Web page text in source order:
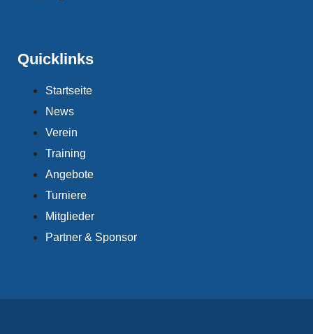
Quicklinks
Startseite
News
Verein
Training
Angebote
Turniere
Mitglieder
Partner & Sponsor